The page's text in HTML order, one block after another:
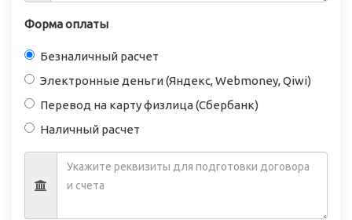
Форма оплаты
Безналичный расчет
Электронные деньги (Яндекс, Webmoney, Qiwi)
Перевод на карту физлица (Сбербанк)
Наличный расчет